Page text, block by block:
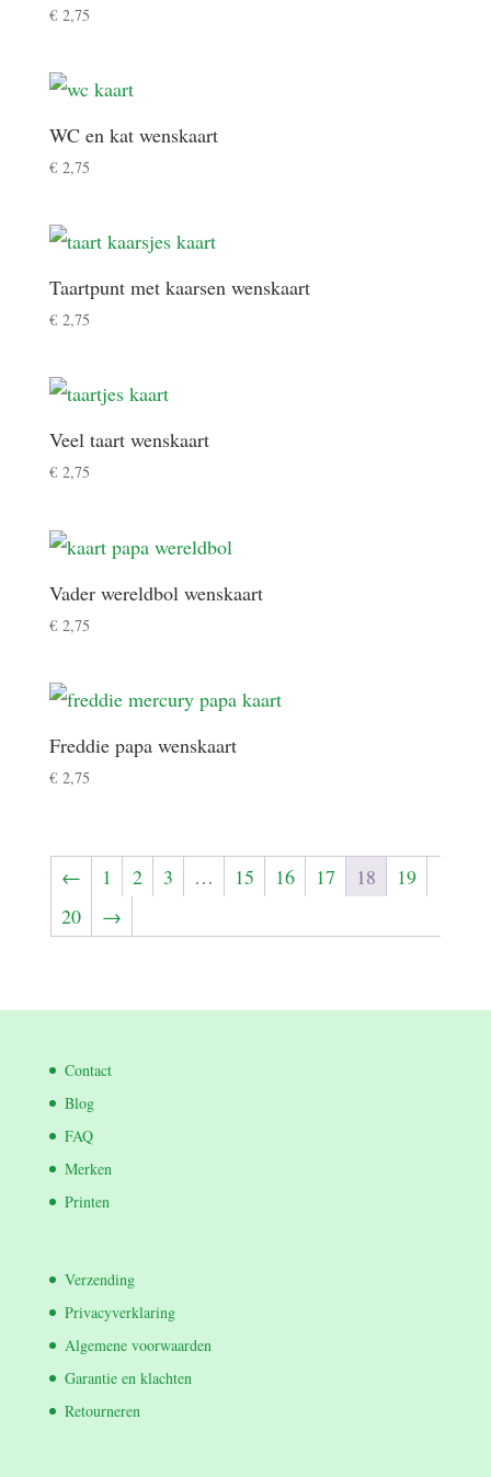
€2,75
WC en kat wenskaart
€2,75
Taartpunt met kaarsen wenskaart
€2,75
Veel taart wenskaart
€2,75
Vader wereldbol wenskaart
€2,75
Freddie papa wenskaart
€2,75
← 1 2 3 … 15 16 17 18
19
20
→
Contact
Blog
FAQ
Merken
Printen
Verzending
Privacyverklaring
Algemene voorwaarden
Garantie en klachten
Retourneren